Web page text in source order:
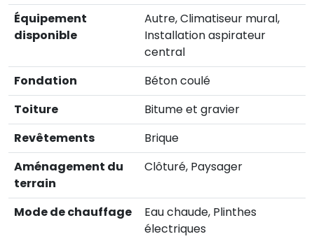
Équipement
disponible
Autre, Climatiseur mural,
Installation aspirateur
central
Fondation
Béton coulé
Toiture
Bitume et gravier
Revêtements
Brique
Aménagement du
terrain
Clôturé, Paysager
Mode de chauffage
Eau chaude, Plinthes
électriques